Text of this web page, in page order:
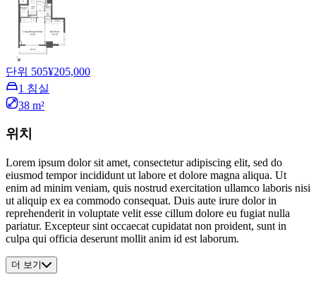
단위 505¥205,000
1 침실
38 m²
위치
Lorem ipsum dolor sit amet, consectetur adipiscing elit, sed do
eiusmod tempor incididunt ut labore et dolore magna aliqua. Ut
enim ad minim veniam, quis nostrud exercitation ullamco laboris nisi
ut aliquip ex ea commodo consequat. Duis aute irure dolor in
reprehenderit in voluptate velit esse cillum dolore eu fugiat nulla
pariatur. Excepteur sint occaecat cupidatat non proident, sunt in
culpa qui officia deserunt mollit anim id est laborum.
더 보기